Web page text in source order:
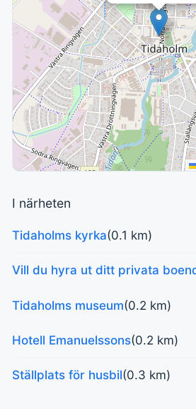
I närheten
Tidaholms kyrka(0.1 km)
Vill du hyra ut ditt privata
Tidaholms museum(0.2 km)
Hotell Emanuelssons(0.2 km)
Ställplats för husbil(0.3 km)